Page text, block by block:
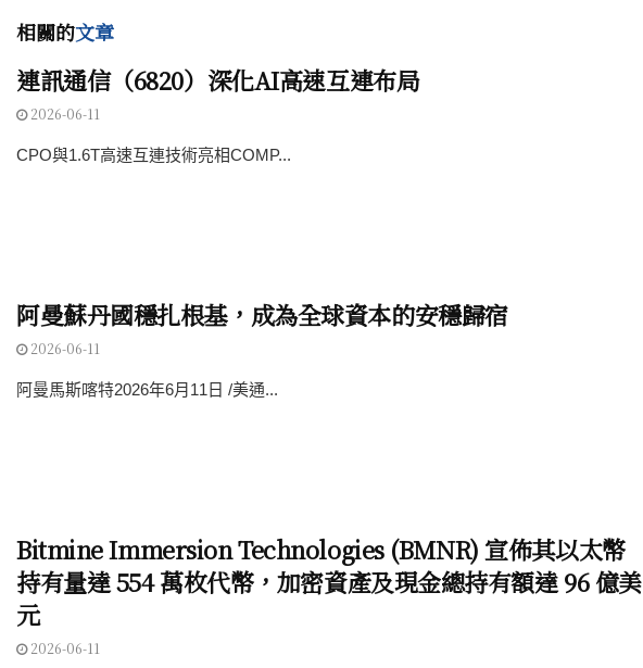
相關的文章
連訊通信（6820）深化AI高速互連布局
2026-06-11
CPO與1.6T高速互連技術亮相COMP...
阿曼蘇丹國穩扎根基，成為全球資本的安穩歸宿
2026-06-11
阿曼馬斯喀特2026年6月11日 /美通...
Bitmine Immersion Technologies (BMNR) 宣佈其以太幣
持有量達 554 萬枚代幣，加密資產及現金總持有額達 96 億美
元
2026-06-11